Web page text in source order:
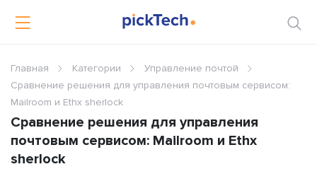
Главная Категории
Управление почтой
Сравнение решения для управления почтовым сервисом:
Mailroom и Ethx sherlock
Сравнение решения для управления
почтовым сервисом: Mailroom и Ethx
sherlock